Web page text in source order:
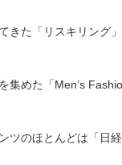
きた「リスキリング
集めた「Men’s
ツのほとんどは「日